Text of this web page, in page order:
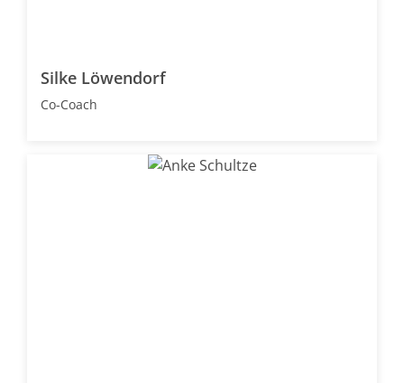
Silke Löwendorf
Co-Coach